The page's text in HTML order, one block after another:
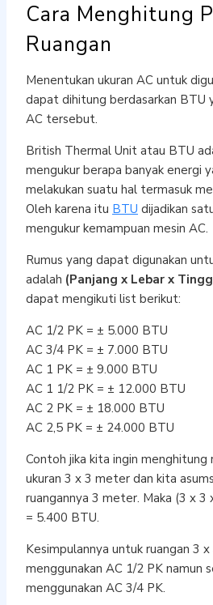
Cara Menghitung
Ruangan
Menentukan ukuran AC untuk
dapat dihitung berdasarkan BTU
AC tersebut.
British Thermal Unit atau BTU
mengukur berapa banyak energi
melakukan suatu hal termasuk
Oleh karena itu BTU dijadikan
mengukur kemampuan mesin AC.
Rumus yang dapat digunakan
adalah (Panjang x Lebar x
dapat mengikuti list berikut:
AC 1/2 PK = ± 5.000 BTU
AC 3/4 PK = ± 7.000 BTU
AC 1 PK = ± 9.000 BTU
AC 1 1/2 PK = ± 12.000 BTU
AC 2 PK = ± 18.000 BTU
AC 2,5 PK = ± 24.000 BTU
Contoh jika kita ingin menghitung
ukuran 3 x 3 meter dan kita
ruangannya 3 meter. Maka (3 x
= 5.400 BTU.
Kesimpulannya untuk ruangan 3
menggunakan AC 1/2 PK namun
menggunakan AC 3/4 PK.